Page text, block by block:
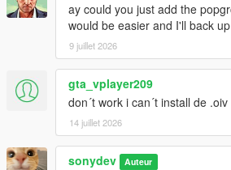
ay could you just add the
would be easier and I'll back
9 juillet 2026
gta_vplayer209
don´t work i can´t install de .oiv
14 juillet 2026
sonydev Auteur